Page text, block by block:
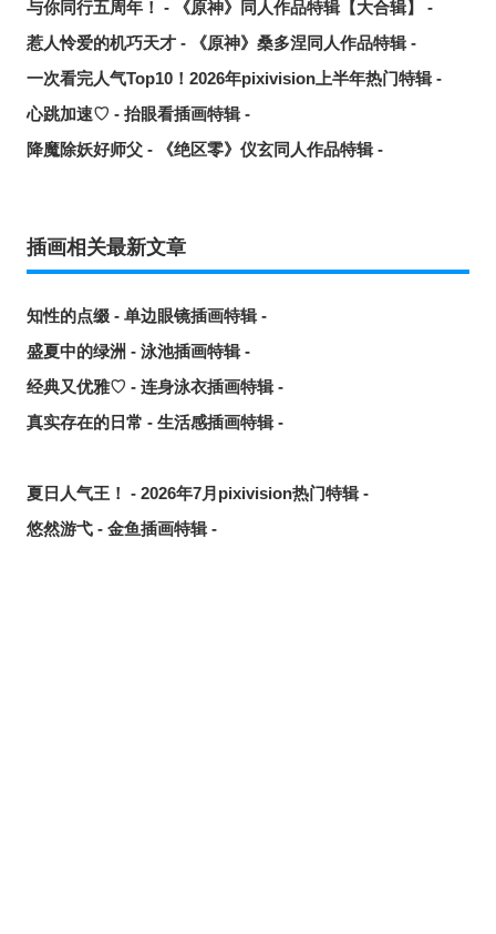
与你同行五周年！ - 《原神》同人作品特辑【大合辑】 -
惹人怜爱的机巧天才 - 《原神》桑多涅同人作品特辑 -
一次看完人气Top10！2026年pixivision上半年热门特辑 -
心跳加速♡ - 抬眼看插画特辑 -
降魔除妖好师父 - 《绝区零》仪玄同人作品特辑 -
插画相关最新文章
知性的点缀 - 单边眼镜插画特辑 -
盛夏中的绿洲 - 泳池插画特辑 -
经典又优雅♡ - 连身泳衣插画特辑 -
真实存在的日常 - 生活感插画特辑 -
夏日人气王！ - 2026年7月pixivision热门特辑 -
悠然游弋 - 金鱼插画特辑 -